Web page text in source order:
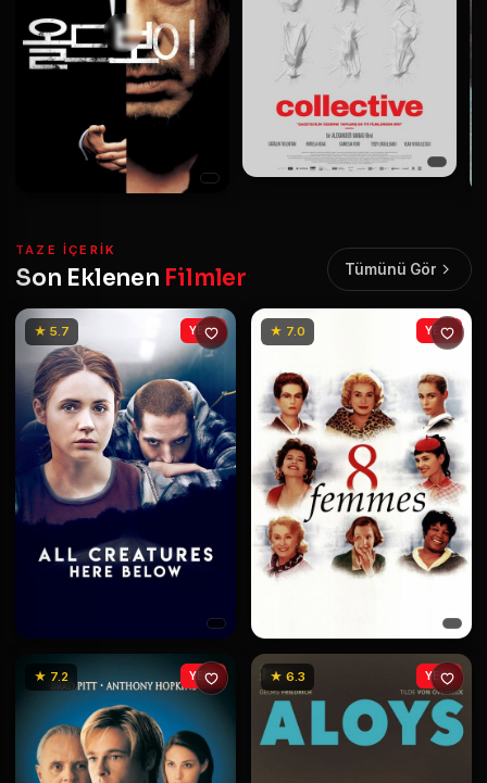
TAZE IÇERIK
Son Eklenen Filmler Tümünü Gör
★ 5.7 YENİ ★ 7.0 YENİ
★ 7.2 YENİ ★ 6.3 YENİ